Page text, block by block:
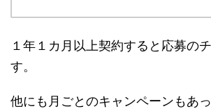
１年１カ月以上契約すると応募の
す。
他にも月ごとのキャンペーンもあ